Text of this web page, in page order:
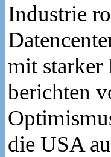
Industrie
mit starker
berichten
die USA